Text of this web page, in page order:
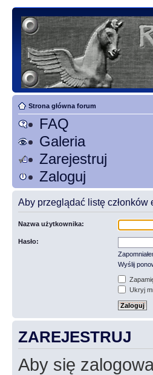
Strona główna forum
FAQ
Galeria
Zarejestruj
Zaloguj
Aby przeglądać listę
Nazwa użytkownika:
Hasło:
Wyślij
Ukryj
ZAREJESTRUJ
Aby się